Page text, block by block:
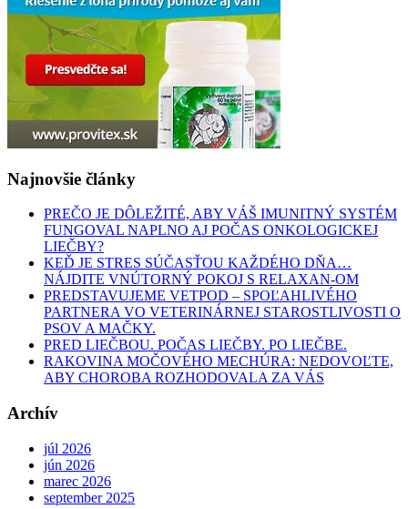
Najnovšie články
PREČO JE DÔLEŽITÉ, ABY VÁŠ IMUNITNÝ SYSTÉM
FUNGOVAL NAPLNO AJ POČAS ONKOLOGICKEJ
LIEČBY?
KEĎ JE STRES SÚČASŤOU KAŽDÉHO DŇA…
NÁJDITE VNÚTORNÝ POKOJ S RELAXAN-OM
PREDSTAVUJEME VETPOD – SPOĽAHLIVÉHO
PARTNERA VO VETERINÁRNEJ STAROSTLIVOSTI O
PSOV A MAČKY.
PRED LIEČBOU. POČAS LIEČBY. PO LIEČBE.
RAKOVINA MOČOVÉHO MECHÚRA: NEDOVOĽTE,
ABY CHOROBA ROZHODOVALA ZA VÁS
Archív
júl 2026
jún 2026
marec 2026
september 2025